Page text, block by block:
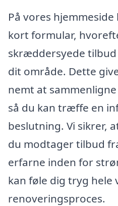
På vores
kort formular,
skræddersyede
dit område. Dette
nemt at
så du kan træffe en
beslutning. Vi sikrer,
du modtager tilbud
erfarne inden for
kan føle dig tryg hele
renoveringsproces.